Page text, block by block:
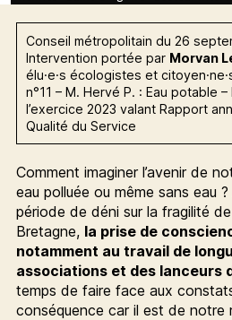
Conseil métropolitain du 26
Intervention portée par Morvan
élu·e·s écologistes et
n°11 – M. Hervé P. : Eau potable
l’exercice 2023 valant Rapport
Qualité du Service
Comment imaginer l’avenir de
eau polluée ou même sans eau
période de déni sur la fragilité
Bretagne, la prise de
notamment au travail de
associations et des lanceurs
temps de faire face aux
conséquence car il est de notre